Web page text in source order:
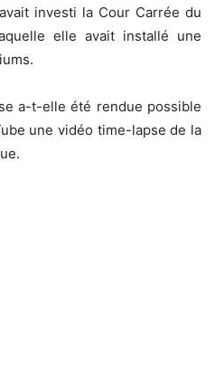
investi la Cour Carrée du
elle avait installé une
a-t-elle été rendue possible
une vidéo time-lapse de la